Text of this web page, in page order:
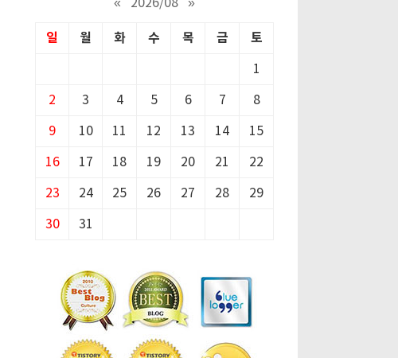
« 2026/08 »
일 월 화 수 목 금 토
1
2 3 4 5 6 7 8
9 10 11 12 13 14 15
16 17 18 19 20 21 22
23 24 25 26 27 28 29
30 31